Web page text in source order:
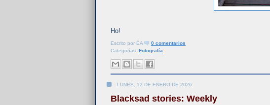
Ho!
Escrito por ÉA
0 comentarios
Categorías: Fotografía
LUNES, 12 DE ENERO DE 2026
Blacksad stories: Weekly